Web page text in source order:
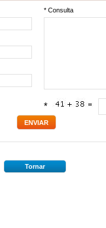
* Consulta
*
Tornar